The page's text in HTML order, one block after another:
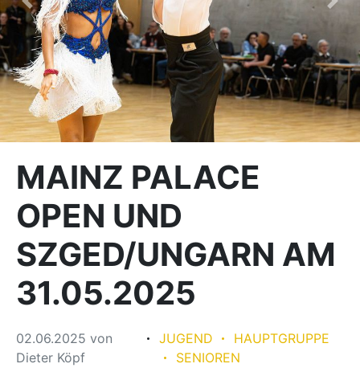
Previous Next
MAINZ PALACE
OPEN UND
SZGED/UNGARN AM
31.05.2025
02.06.2025 von
Dieter Köpf
JUGEND
HAUPTGRUPPE
SENIOREN